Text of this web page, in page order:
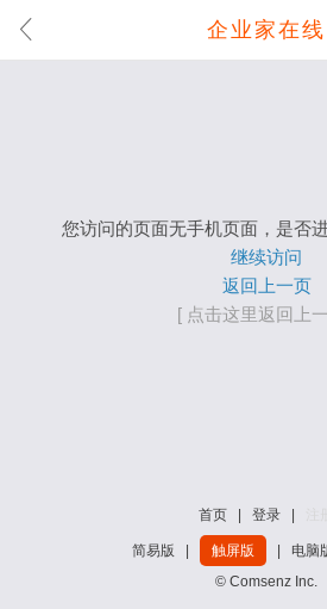
企业家在线
您访问的页面无手机页面，是否
继续访问
返回上一页
[ 点击这里返回上
首页 登录
简易版 触屏版 电脑
© Comsenz Inc.